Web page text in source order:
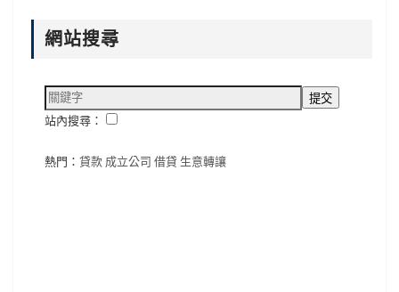
網站搜尋
站內搜尋：
熱門： 貸款 成立公司 借貸 生意轉讓